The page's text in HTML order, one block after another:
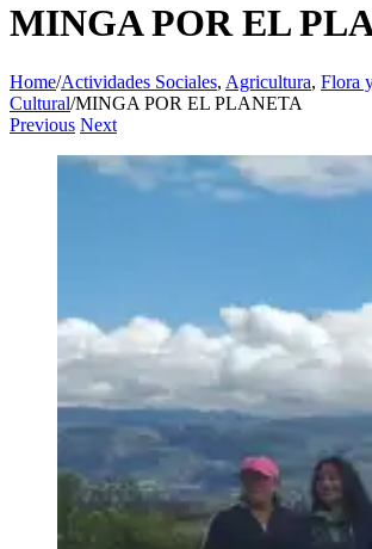
MINGA POR EL
Home/Actividades Sociales, Agricultura, Flora
Cultural/MINGA POR EL PLANETA
Previous Next
View